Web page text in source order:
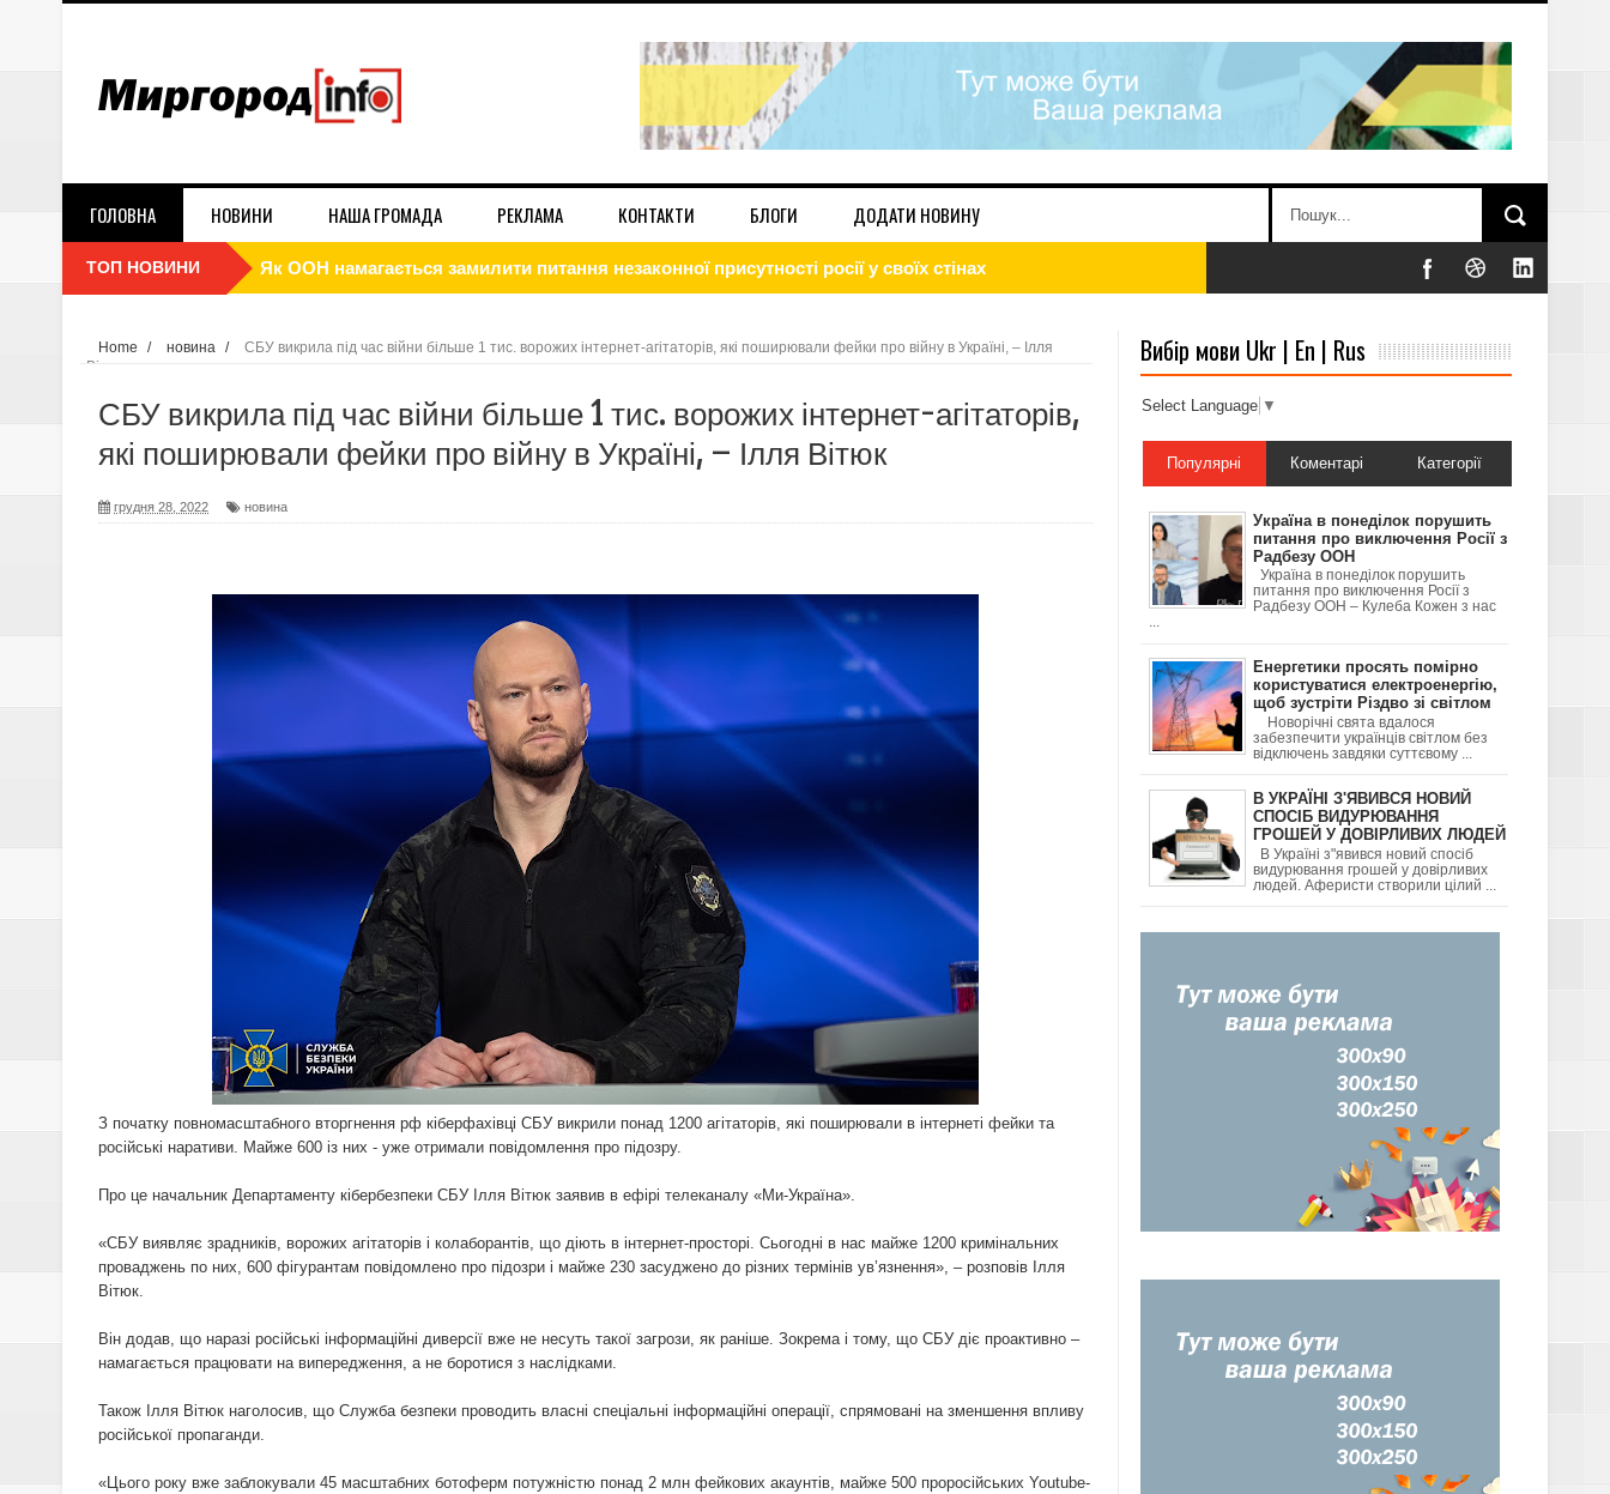
ГОЛОВНА НОВИНИ НАША ГРОМАДА РЕКЛАМА КОНТАКТИ БЛОГИ ДОДАТИ НОВИНУ
ТОП НОВИНИ Енергетики просять помірно користуватися електроенергію, щоб зустріти Різдво зі світлом
СБУ викрила під час війни більше 1 тис. ворожих інтернет-агітаторів, які поширювали фейки про війну в
Україна в понеділок порушить питання про виключення Росії з Радбезу ООН
Двері ООН для Російської Федерації мають бути зачинені
Президент МОК зробив нову заяву щодо санкцій проти РФ і Білорусі
Таємниця крейсера "Москва", яка зовсім не таємниця
Стало відомо, яку «діагностику у Молдові» проходить скандальний митрополит Павло
За підривом Кримського мосту стоїть СБУ - джерело
Настоятеля Свято-Успенської Києво-Печерської Лаври митрополита Павла впіймано на вивезенні за
кордон церковного майна…
Три наперстки Кремля: "референдум", "могилізація", "ядерка"
ЕЛЕКТРОННИЙ ЛІКАРНЯНИЙ ТА ЗМІНА МІСЦЯ РЕЄСТРАЦІЇ: ЯКІ ПОСЛУГИ БУДУТЬ ДОСТУПНІ В ДІЇ
ЦЬОГОРІЧ
ЗҐВАЛТУВАННЯ 5-РІЧНОЇ ДИТИНИ ВИХОВАНЦЕМ ДИТЯЧОГО ПРИТУЛКУ В ПОЛТАВІ: ЩО З ДІТЬМИ ТА ЯК
УСЕ СТАЛОСЬ
В УКРАЇНІ З'ЯВИВСЯ НОВИЙ СПОСІБ ВИДУРЮВАННЯ ГРОШЕЙ У ДОВІРЛИВИХ ЛЮДЕЙ
СТЕПАНОВ ЗАЯВИВ, ЩО В НАЦІОНАЛЬНОМУ ПЛАНІ ПЕРЕДБАЧЕНО БЕЗКОШТОВНУ ВАКЦИНАЦІЮ
Home / новина /
СБУ викрила під час війни більше 1 тис. ворожих інтернет-агітаторів, які поширювали фейки про війну в Україні, – Ілля
Вітюк
СБУ викрила під час війни більше 1 тис. ворожих інтернет-агітаторів,
які поширювали фейки про війну в Україні, – Ілля Вітюк
грудня 28, 2022 новина
З початку повномасштабного вторгнення рф кіберфахівці СБУ викрили понад 1200 агітаторів, які поширювали в інтернеті фейки та
російські наративи. Майже 600 із них - уже отримали повідомлення про підозру.
Про це начальник Департаменту кібербезпеки СБУ Ілля Вітюк заявив в ефірі телеканалу «Ми-Україна».
«СБУ виявляє зрадників, ворожих агітаторів і колаборантів, що діють в інтернет-просторі. Сьогодні в нас майже 1200 кримінальних
проваджень по них, 600 фігурантам повідомлено про підозри і майже 230 засуджено до різних термінів ув’язнення», – розповів Ілля
Вітюк.
Він додав, що наразі російські інформаційні диверсії вже не несуть такої загрози, як раніше. Зокрема і тому, що СБУ діє проактивно –
намагається працювати на випередження, а не боротися з наслідками.
Також Ілля Вітюк наголосив, що Служба безпеки проводить власні спеціальні інформаційні операції, спрямовані на зменшення впливу
російської пропаганди.
«Цього року вже заблокували 45 масштабних ботоферм потужністю понад 2 млн фейкових акаунтів, майже 500 проросійських Youtube-
Вибір мови Ukr | En | Rus
Select Language ▼
Популярні Коментарі Категорії
Україна в понеділок порушить
питання про виключення Росії з
Радбезу ООН
Україна в понеділок порушить
питання про виключення Росії з
Радбезу ООН – Кулеба Кожен з нас
Енергетики просять помірно
користуватися електроенергію,
щоб зустріти Різдво зі світлом
Новорічні свята вдалося
забезпечити українців світлом без
відключень завдяки суттєвому ...
В УКРАЇНІ З'ЯВИВСЯ НОВИЙ
СПОСІБ ВИДУРЮВАННЯ
ГРОШЕЙ У ДОВІРЛИВИХ ЛЮДЕЙ
В Україні з"явився новий спосіб
видурювання грошей у довірливих
людей. Аферисти створили цілий ...